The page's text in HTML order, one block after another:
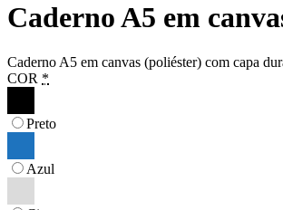
Caderno A5 em
Caderno A5 em canvas (poliéster) com capa
COR *
Preto
Azul